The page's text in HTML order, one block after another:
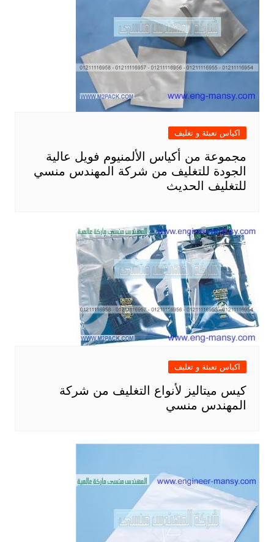
اكياس تعبئة و تغليف
مجموعة من أكياس الألمنيوم فويل عالية
الجودة للتغليف من شركة المهندس منسي
للتغليف الحديث
اكياس تعبئة و تغليف
كيس ميتاليز لأنواع التغليف من شركة
المهندس منسي